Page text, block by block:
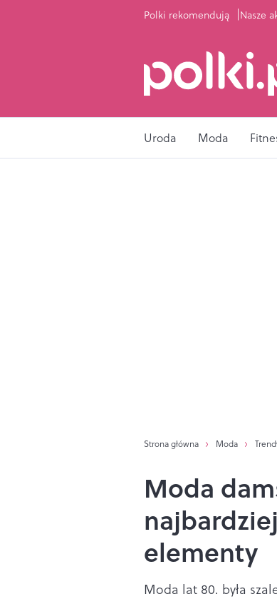
Polki rekomendują Nasze
Uroda Moda
Strona główna Moda
Moda
elementy
Moda lat 80. była